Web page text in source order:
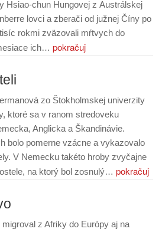
Hsiao-chun Hungovej z Austrálskej
lovci a zberači od južnej Číny po
rokmi zväzovali mŕtvych do
ich… pokračuj
zo Štokholmskej univerzity
ktoré sa v ranom stredoveku
Anglicka a Škandinávie.
bolo pomerne vzácne a vykazovalo
V Nemecku takéto hroby zvyčajne
na ktorý bol zosnulý… pokračuj
z Afriky do Európy aj na